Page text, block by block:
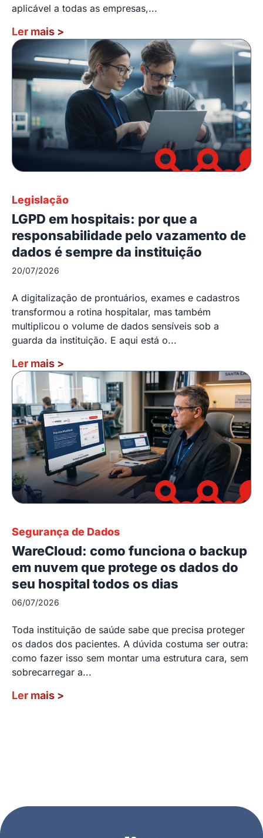
aplicável a todas as empresas,...
Ler mais >
Legislação
LGPD em hospitais: por que a
responsabilidade pelo vazamento de
dados é sempre da instituição
20/07/2026
A digitalização de prontuários, exames e cadastros
transformou a rotina hospitalar, mas também
multiplicou o volume de dados sensíveis sob a
guarda da instituição. E aqui está o...
Ler mais >
Segurança de Dados
WareCloud: como funciona o backup
em nuvem que protege os dados do
seu hospital todos os dias
06/07/2026
Toda instituição de saúde sabe que precisa proteger
os dados dos pacientes. A dúvida costuma ser outra:
como fazer isso sem montar uma estrutura cara, sem
sobrecarregar a...
Ler mais >